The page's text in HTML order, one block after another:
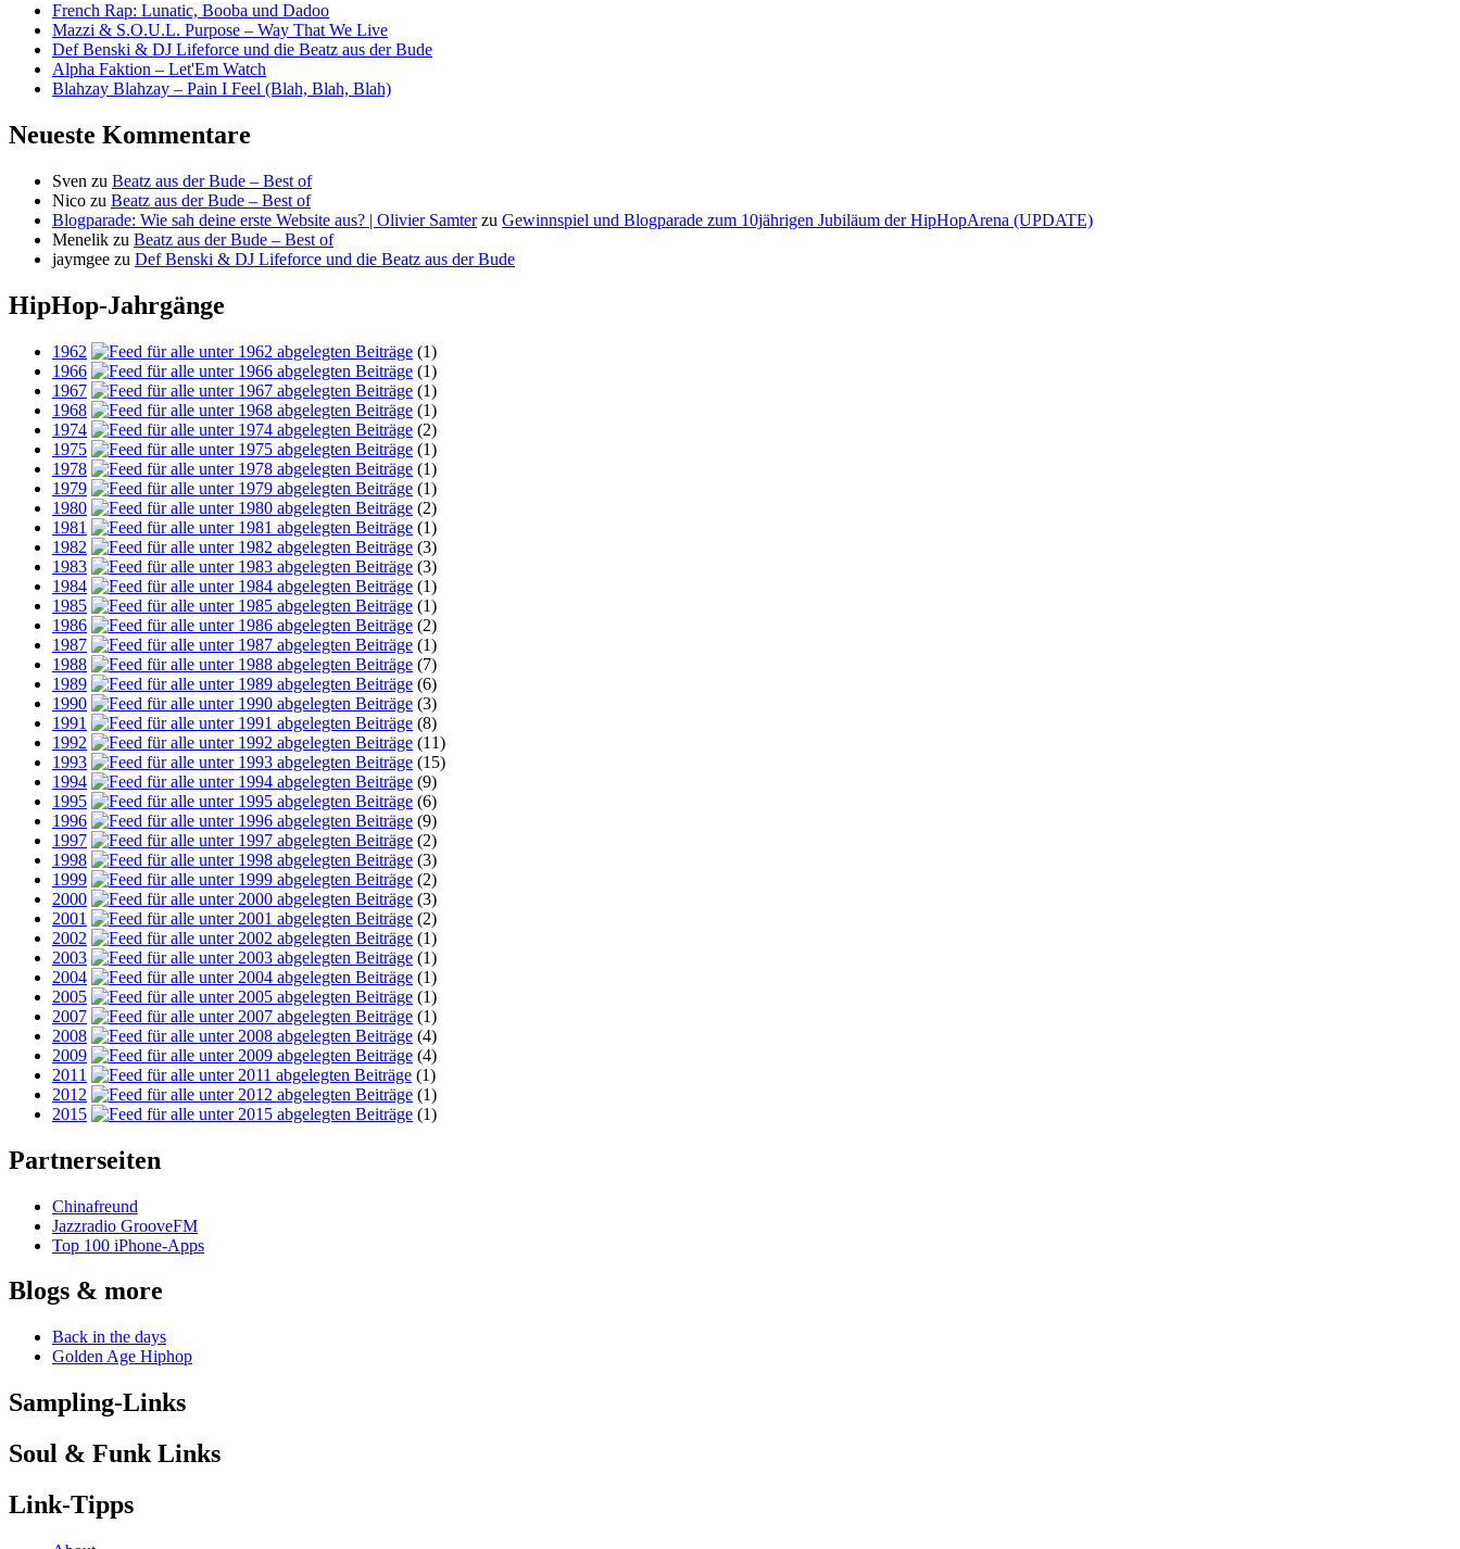
French Rap: Lunatic, Booba und Dadoo
Mazzi & S.O.U.L. Purpose – Way That We Live
Def Benski & DJ Lifeforce und die Beatz aus der Bude
Alpha Faktion – Let'Em Watch
Blahzay Blahzay – Pain I Feel (Blah, Blah, Blah)
Neueste Kommentare
Sven zu Beatz aus der Bude – Best of
Nico zu Beatz aus der Bude – Best of
Blogparade: Wie sah deine erste Website aus? | Olivier Samterzu Gewinnspiel und Blogparade zum 10jährigen Jubiläum der HipHopArena (UPDATE)
Menelik zu Beatz aus der Bude – Best of
jaymgee zu Def Benski & DJ Lifeforce und die Beatz aus der Bude
HipHop-Jahrgänge
1962
(1)
1966
(1)
1967
(1)
1968
(1)
1974
(2)
1975
(1)
1978
(1)
1979
(1)
1980
(2)
1981
(1)
1982
(3)
1983
(3)
1984
(1)
1985
(1)
1986
(2)
1987
(1)
1988
(7)
1989
(6)
1990
(3)
1991
(8)
1992
(11)
1993
(15)
1994
(9)
1995
(6)
1996
(9)
1997
(2)
1998
(3)
1999
(2)
2000
(3)
2001
(2)
2002
(1)
2003
(1)
2004
(1)
2005
(1)
2007
(1)
2008
(4)
2009
(4)
2011
(1)
2012
(1)
2015
(1)
Partnerseiten
Chinafreund
Jazzradio GrooveFM
Top 100 iPhone-Apps
Blogs & more
Back in the days
Golden Age Hiphop
Sampling-Links
Soul & Funk Links
Link-Tipps